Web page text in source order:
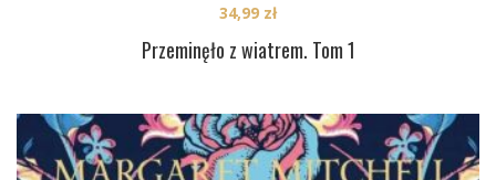
Przeminęło z wiatrem. Tom 1
34,99 zł